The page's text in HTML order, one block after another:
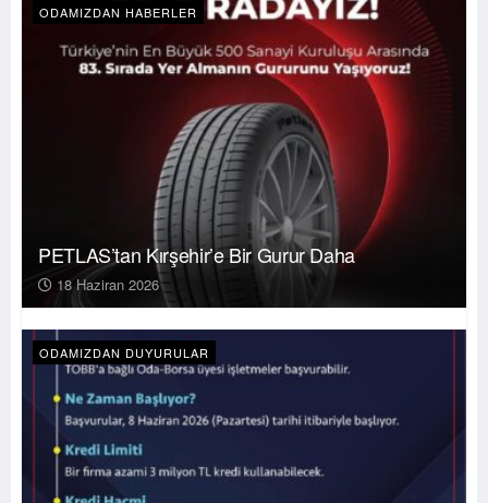
ODAMIZDAN HABERLER
PETLAS’tan Kırşehir’e Bir Gurur Daha
18 Haziran 2026
ODAMIZDAN DUYURULAR